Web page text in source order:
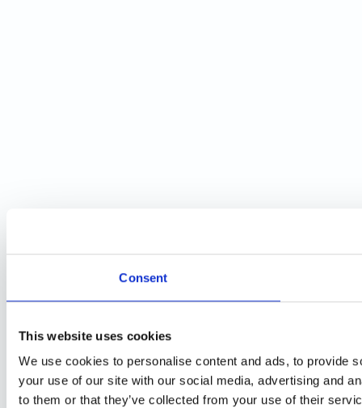
Consent
This website uses cookies
We use cookies to personalise content and ads, to provide
your use of our site with our social media, advertising and
to them or that they’ve collected from your use of their